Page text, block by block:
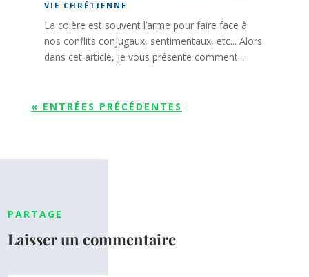
VIE CHRÉTIENNE
La colère est souvent l’arme pour faire face à
nos conflits conjugaux, sentimentaux, etc... Alors
dans cet article, je vous présente comment...
« ENTRÉES PRÉCÉDENTES
PARTAGE
Laisser un commentaire